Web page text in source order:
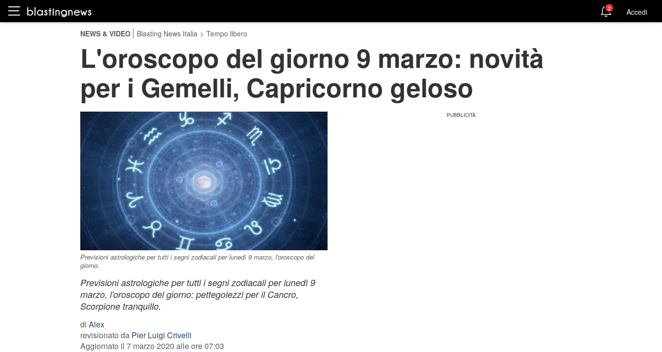
2 Accedi
NEWS & VIDEO Blasting News Italia > Tempo libero
L'oroscopo del giorno 9 marzo: novità
per i Gemelli, Capricorno geloso
Previsioni astrologiche per tutti i segni zodiacali per lunedì 9 marzo, l'oroscopo del
giorno.
Previsioni astrologiche per tutti i segni zodiacali per lunedì 9
marzo, l'oroscopo del giorno: pettegolezzi per il Cancro,
Scorpione tranquillo.
di Alex
revisionato da Pier Luigi Crivelli
Aggiornato il 7 marzo 2020 alle ore 07:03